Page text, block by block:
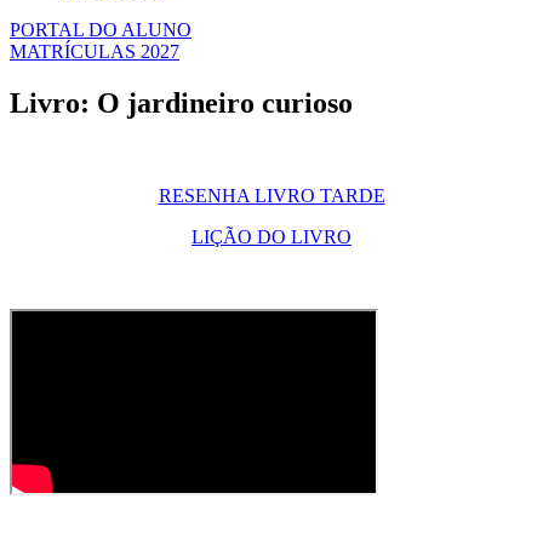
PORTAL DO ALUNO
MATRÍCULAS 2027
Livro: O jardineiro curioso
RESENHA LIVRO TARDE
LIÇÃO DO LIVRO